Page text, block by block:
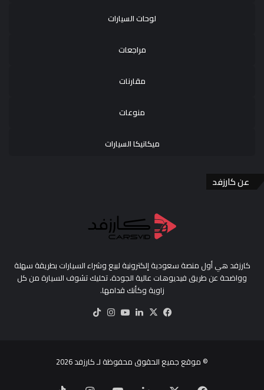
لوحات السيارات
مراجعات
مقارنات
منوعات
ميكانيكا السيارات
عن كارزفد
كارزفد هي أول منصة سعودية إلكترونية لبيع وشراء السيارات بطريقة سهلة
وواضحة عن طريق فيديوهات عالية الجودة، تخليك تشوف السيارة من كل
زاوية وكأنك قدامها.
فيسبوك
‫X لينكدإن‫YouTubeانستقرام
© موقع جميع الحقوق محفوظة لـكارزفد